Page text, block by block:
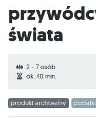
Przywódcy starożytnego
świata
2 - 7 osób
ok. 40 min.
produkt archiwalny dodatki